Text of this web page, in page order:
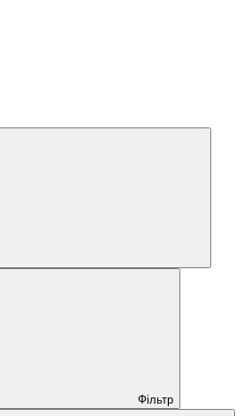
Фільтр